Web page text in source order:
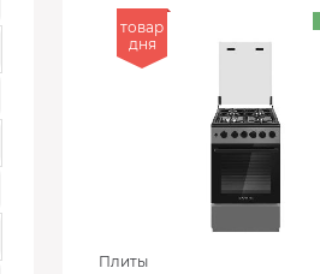
товар
дня
Плиты